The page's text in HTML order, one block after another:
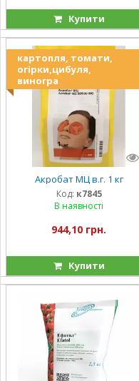
Купити
картопля, томати,
огірки,цибуля,
виногра
Акробат МЦ в.г. 1 кг
Код: к7845
В наявності
944,10 грн.
Купити